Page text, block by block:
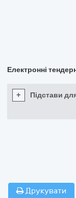
Електронні
+ Підстави
Друкувати